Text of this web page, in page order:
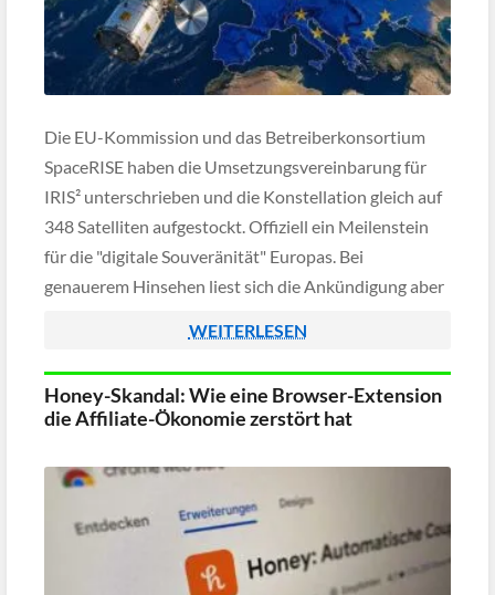
Die EU-Kommission und das Betreiberkonsortium
SpaceRISE haben die Umsetzungsvereinbarung für
IRIS² unterschrieben und die Konstellation gleich auf
348 Satelliten aufgestockt. Offiziell ein Meilenstein
für die "digitale Souveränität" Europas. Bei
genauerem Hinsehen liest sich die Ankündigung aber
einem guten Grundgedanken ein teures
Prestigeprojekt macht.
WEITERLESEN
Honey-Skandal: Wie eine Browser-Extension
die Affiliate-Ökonomie zerstört hat